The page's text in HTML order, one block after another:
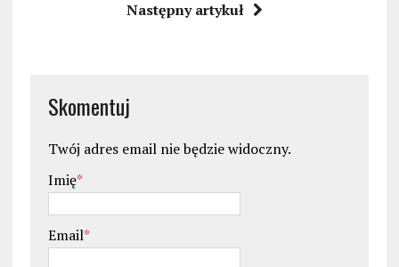
Następny artykuł
Skomentuj
Twój adres email nie będzie widoczny.
Imię*
Email*